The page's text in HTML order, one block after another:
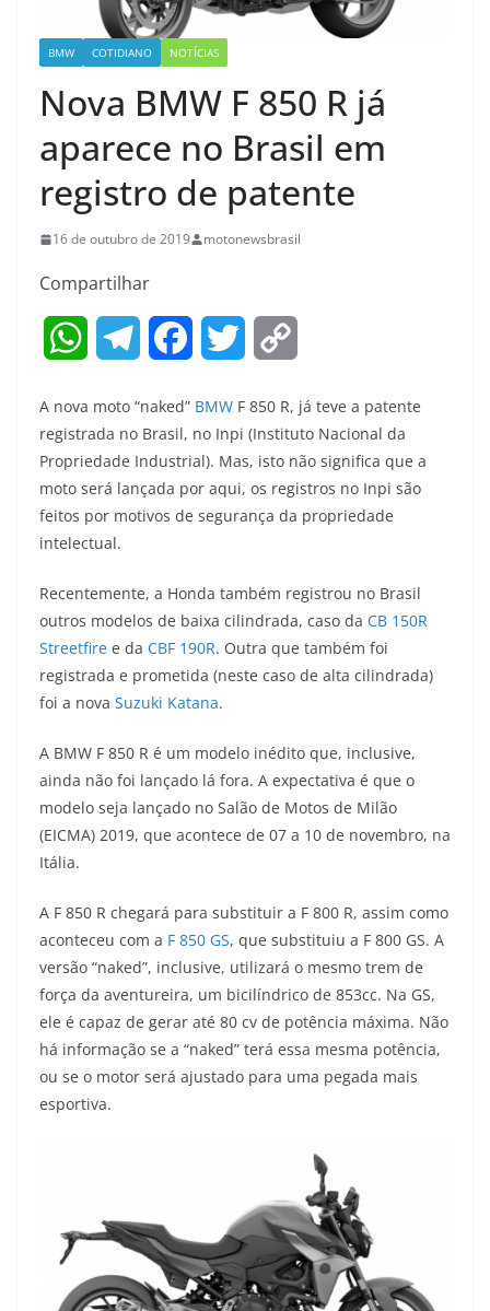
BMW COTIDIANO NOTÍCIAS
Nova BMW F 850 R já
aparece no Brasil em
registro de patente
16 de outubro de 2019 motonewsbrasil
Compartilhar
W
a
t
s
A
p
p
l
e
g
a
m
c
e
b
o
k
t
t
r
p
y
L
n
k
A nova moto “naked” BMW F 850 R, já teve a patente
registrada no Brasil, no Inpi (Instituto Nacional da
Propriedade Industrial). Mas, isto não significa que a
moto será lançada por aqui, os registros no Inpi são
feitos por motivos de segurança da propriedade
intelectual.
Recentemente, a Honda também registrou no Brasil
outros modelos de baixa cilindrada, caso da CB 150R
Streetfire e da CBF 190R. Outra que também foi
registrada e prometida (neste caso de alta cilindrada)
foi a nova Suzuki Katana.
A BMW F 850 R é um modelo inédito que, inclusive,
ainda não foi lançado lá fora. A expectativa é que o
modelo seja lançado no Salão de Motos de Milão
(EICMA) 2019, que acontece de 07 a 10 de novembro, na
Itália.
A F 850 R chegará para substituir a F 800 R, assim como
aconteceu com a F 850 GS, que substituiu a F 800 GS. A
versão “naked”, inclusive, utilizará o mesmo trem de
força da aventureira, um bicilíndrico de 853cc. Na GS,
ele é capaz de gerar até 80 cv de potência máxima. Não
há informação se a “naked” terá essa mesma potência,
ou se o motor será ajustado para uma pegada mais
esportiva.